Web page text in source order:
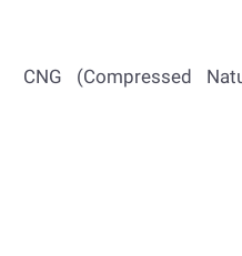
CNG (Compressed